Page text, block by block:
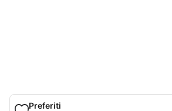
Preferiti